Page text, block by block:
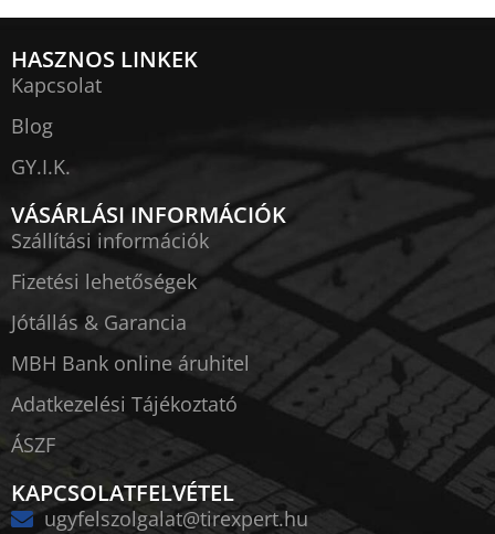
HASZNOS LINKEK
Kapcsolat
Blog
GY.I.K.
VÁSÁRLÁSI INFORMÁCIÓK
Szállítási információk
Fizetési lehetőségek
Jótállás & Garancia
MBH Bank online áruhitel
Adatkezelési Tájékoztató
ÁSZF
KAPCSOLATFELVÉTEL
ugyfelszolgalat@tirexpert.hu